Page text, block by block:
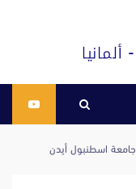
جامعة اسطنبول أيدن